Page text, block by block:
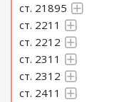
ст. 21895
ст. 2211
ст. 2212
ст. 2311
ст. 2312
ст. 2411